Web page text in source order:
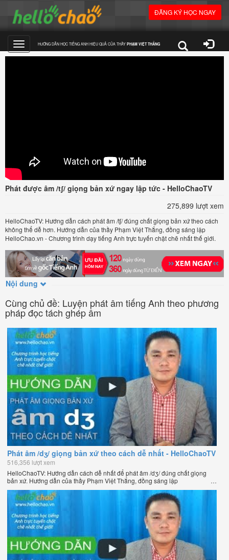
ĐĂNG KÝ HỌC NGAY
Toggle
HƯỚNG DẪN HỌC TIẾNG ANH HIỆU QUẢ CỦA THẦY PHẠM VIỆT THẮNG
Phát được âm /tʃ/ giọng bản xứ ngay lập tức - HelloChaoTV
275,899 lượt xem
HelloChaoTV: Hướng dẫn cách phát âm /tʃ/ đúng chất giọng bản xứ theo cách
không thể dễ hơn. Hướng dẫn của thầy Phạm Việt Thắng, đồng sáng lập
HelloChao.vn - Chương trình dạy tiếng Anh trực tuyến chặt chẽ nhất thế giới.
Nội dung
Cùng chủ đề: Luyện phát âm tiếng Anh theo phương
pháp đọc tách ghép âm
Phát âm /dʒ/ giọng bản xứ theo cách dễ nhất - HelloChaoTV
516,356 lượt xem
HelloChaoTV: Hướng dẫn cách dễ nhất để phát âm /dʒ/ đúng chất giọng
bản xứ. Hướng dẫn của thầy Phạm Việt Thắng, đồng sáng lập
HelloChao.vn - Chương trình dạy tiếng Anh trực tuyến chặt chẽ nhất thế
giới.